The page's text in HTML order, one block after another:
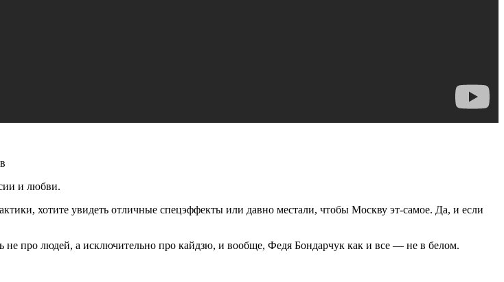
и любви.
хотите увидеть отличные спецэффекты или давно местали, чтобы Москву эт-самое. Да, и если
не про людей, а исключительно про кайдзю, и вообще, Федя Бондарчук как и все — не в белом.